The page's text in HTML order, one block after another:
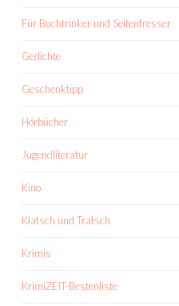
Für Buchtrinker und Seitenfresser
Gedichte
Geschenktipp
Hörbücher
Jugendliteratur
Kino
Klatsch und Tratsch
Krimis
KrimiZEIT-Bestenliste